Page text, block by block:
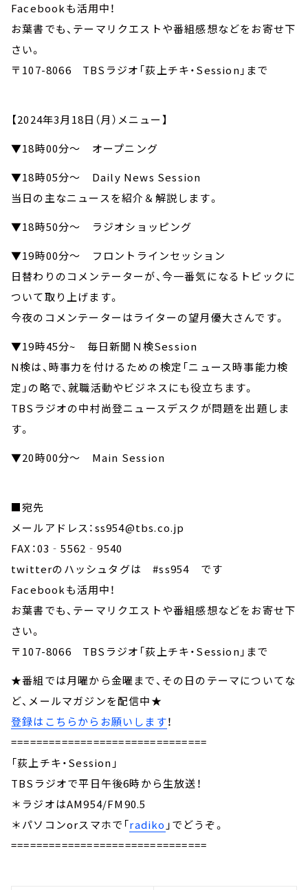
Facebookも活用中！
お葉書でも、テーマリクエストや番組感想などをお寄せ下
さい。
〒107-8066 TBSラジオ「荻上チキ・Session」まで
【2024年3月18日（月）メニュー】
▼18時00分～ オープニング
▼18時05分～ Daily News Session
当日の主なニュースを紹介＆解説します。
▼18時50分～ ラジオショッピング
▼19時00分～ フロントラインセッション
日替わりのコメンテーターが、今一番気になるトピックに
ついて取り上げます。
今夜のコメンテーターはライターの望月優大さんです。
▼19時45分~ 毎日新聞Ｎ検Session
N検は、時事力を付けるための検定「ニュース時事能力検
定」の略で、就職活動やビジネスにも役立ちます。
TBSラジオの中村尚登ニュースデスクが問題を出題しま
す。
▼20時00分～ Main Session
■宛先
メールアドレス：ss954@tbs.co.jp
FAX：03‐5562‐9540
twitterのハッシュタグは #ss954 です
Facebookも活用中！
お葉書でも、テーマリクエストや番組感想などをお寄せ下
さい。
〒107-8066 TBSラジオ「荻上チキ・Session」まで
★番組では月曜から金曜まで、その日のテーマについてな
ど、メールマガジンを配信中★
登録はこちらからお願いします！
===============================
「荻上チキ・Session」
TBSラジオで平日午後6時から生放送！
＊ラジオはAM954/FM90.5
＊パソコンorスマホで「radiko 」でどうぞ。
===============================